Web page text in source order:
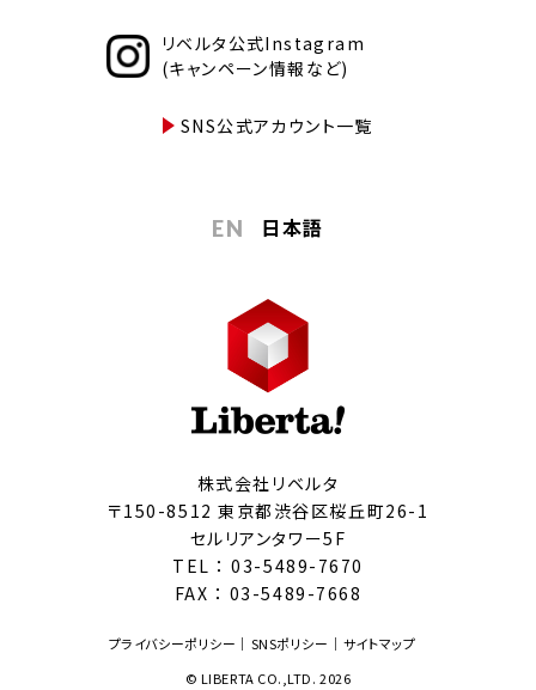
リベルタ公式Instagram
(キャンペーン情報など)
SNS公式アカウント一覧
EN 日本語
株式会社リベルタ
〒150-8512 東京都渋谷区桜丘町26-1
セルリアンタワー5F
TEL ：03-5489-7670
FAX ： 03-5489-7668
プライバシーポリシー SNSポリシー
サイトマップ
© LIBERTA CO.,LTD. 2026